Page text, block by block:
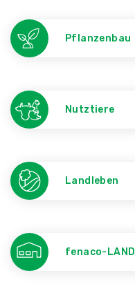
Pflanzenbau
Nutztiere
Landleben
fenaco-LANDI